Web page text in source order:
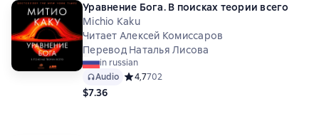
Уравнение Бога. В поисках теории всего
Michio Kaku
Читает Алексей Комиссаров
Перевод Наталья Лисова
in russian
Audio Средний рейтинг 4,7 на основе 702 оценок
4,7702
$7.36